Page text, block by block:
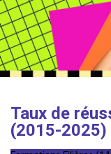
Taux de
(2015-2025)